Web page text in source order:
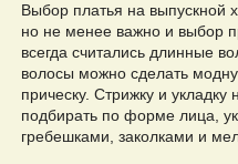
Выбор платья на выпускной
но не менее важно и выбор
всегда считались длинные
волосы можно сделать
прическу. Стрижку и
подбирать по форме лица,
гребешками, заколками и